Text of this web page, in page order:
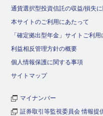
通貨選択型投資信託の収益/損失
本サイトのご利用にあたって
「確定拠出型年金」サイトご利
利益相反管理方針の概要
個人情報保護に関する事項
サイトマップ
マイナンバー
証券取引等監視委員会 情報提